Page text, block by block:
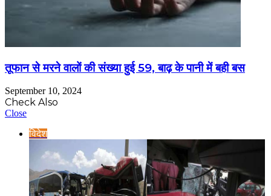
तूफान से मरने वालों की संख्या हुई 59, बाढ़ के पानी में बही बस
September 10, 2024
Check Also
Close
विदेश